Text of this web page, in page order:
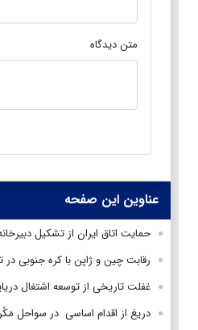
متن دیدگاه
عناوین این صفحه
حمایت اتاق ایران از تشکیل
رقابت چین و ژاپن با کره جنوبی
غفلت تاریخی از توسعه اشتغال
دریغ از اقدام اساسی در سواحل